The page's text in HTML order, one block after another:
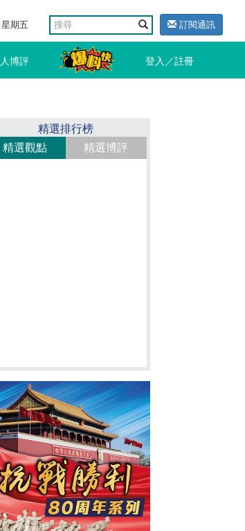
期五 訂閱通訊
博評 登入／註冊
精選排行榜
精選觀點
精選博評